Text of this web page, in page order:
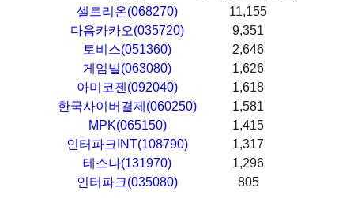
셀트리온(068270)
11,155
다음카카오(035720)
9,351
토비스(051360)
2,646
게임빌(063080)
1,626
아미코젠(092040)
1,618
한국사이버결제(060250)
1,581
MPK(065150)
1,415
인터파크INT(108790)
1,317
테스나(131970)
1,296
인터파크(035080)
805